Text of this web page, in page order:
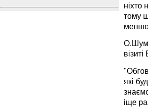
ніхто
тому
які
іще